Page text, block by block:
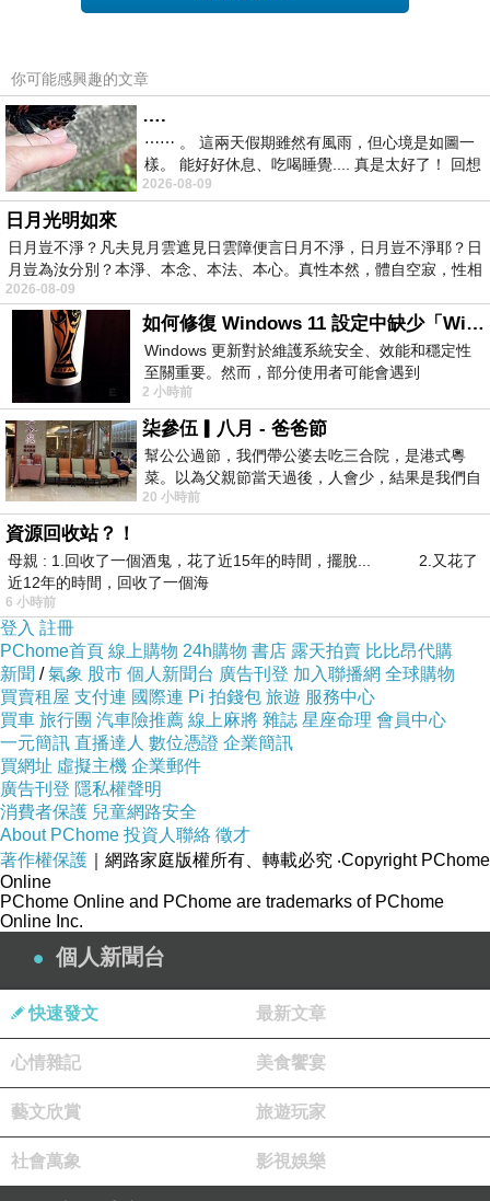
第三、當年的國民黨是威權政黨，尚未轉型成民主
仍在爭取言論自由。
此三人崛起於那樣的年代，對言論自由價值的理解
與捍衛，確實與今日早已生長於民主時代的年輕人
有別。當年的黨外人士都戒慎恐懼於「掌握權力」
可能帶來專制獨裁威權的潛能。
然而，今日的台灣主流民意與綠營主流勢力，知道
綠營執政沒有成為專制威權政黨的可能，賴總統也
不可能成為戒嚴時代一般的獨裁者；反而唯一有可
能讓台灣失去民主自由的原因，就是中共這個「境
外敵對勢力」。
藍白立委面對台灣可能失去主權與民主自由的真正
威脅時，選擇的做法是削弱台灣的防衛與抵抗力
量；大肆歡迎紅色勢力加強滲透。
這種立委，豈有不罷免的理由？
扁謝呂用自己當年的執政經驗來硬套到如今完全不
同社會民意氛圍的時空環境，所以與主流綠營支持
者產生了隔閡。
第四、當年的共軍軍力遠不如美軍，對台灣並不構
成重大威脅；如今共軍已擴軍至連美軍都忌憚的數
量，對台灣已構成嚴重威脅。
中國如今能使用來併吞及滲透全球（不只台灣）的
工具比當年更多，獨裁者習皇帝個人的魯莽及非理
性程度，也遠非當年具有理性並對美國保持敬畏的
胡溫可比。
扁謝呂早已脫離民間基層太久了，已經無法真正體
你可能感興趣的文章
….
⋯⋯ 。 這兩天假期雖然有風雨，但心境是如圖一
樣。 能好好休息、吃喝睡覺.... 真是太好了！ 回想
起來，以前根本就很難有這
2026-08-09
日月光明如來
日月豈不淨？凡夫見月雲遮見日雲障便言日月不淨，日月豈不淨耶？日
月豈為汝分別？本淨、本念、本法、本心。真性本然，體自空寂，性相
2026-08-09
如何修復 Windows 11 設定中缺少「Windows 更新」？
Windows 更新對於維護系統安全、效能和穩定性
至關重要。然而，部分使用者可能會遇到
Windows 11 設定應用程式中缺少「Windows 更
新」
2 小時前
柒參伍▎八月 - 爸爸節
幫公公過節，我們帶公婆去吃三合院，是港式粵
菜。以為父親節當天過後，人會少，結果是我們自
己想多了。人陸續地進，滿滿都是人，個人
20 小時前
資源回收站？！
母親 : 1.回收了一個酒鬼，花了近15年的時間，擺脫... 2.又花了
近12年的時間，回收了一個海
6 小時前
登入 註冊
PChome首頁 線上購物 24h購物 書店 露天拍賣 比比昂代購
新聞 /氣象 股市 個人新聞台 廣告刊登 加入聯播網 全球購物
買賣租屋 支付連 國際連 Pi 拍錢包 旅遊 服務中心
買車 旅行團 汽車險推薦 線上麻將 雜誌 星座命理 會員中心
一元簡訊 直播達人 數位憑證 企業簡訊
買網址 虛擬主機 企業郵件
廣告刊登 隱私權聲明
消費者保護 兒童網路安全
About PChome 投資人聯絡 徵才
著作權保護 ｜網路家庭版權所有、轉載必究 ‧Copyright PChome
Online
PChome Online and PChome are trademarks of PChome
Online Inc.
個人新聞台
快速發文 最新文章
心情雜記 美食饗宴
藝文欣賞 旅遊玩家
社會萬象 影視娛樂